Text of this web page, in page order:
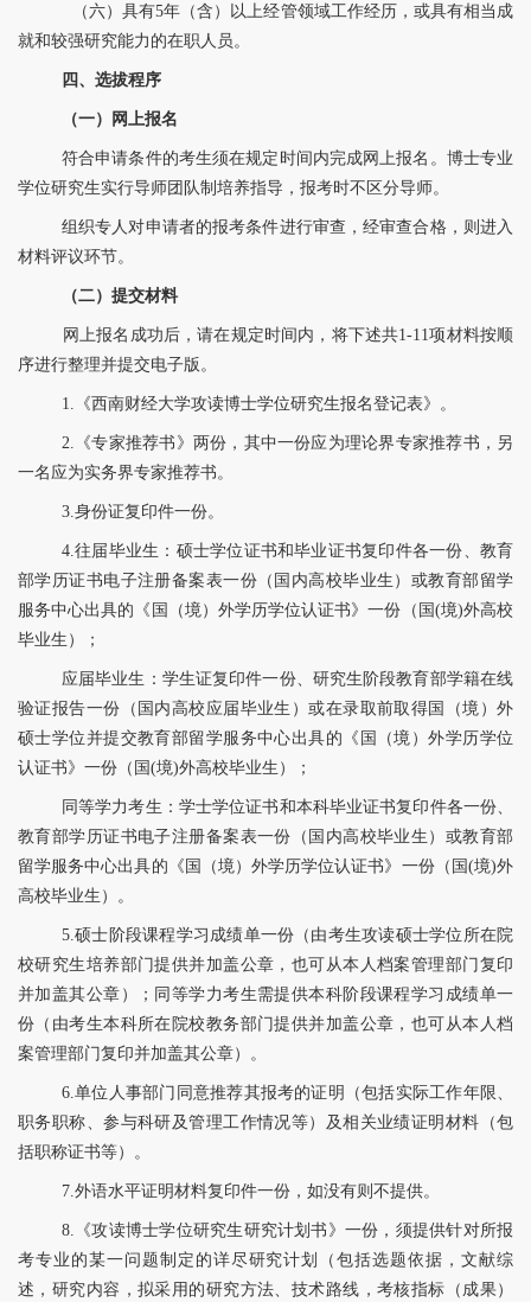
（六）具有5年（含）以上经管领域工作经历，或具有相当成
就和较强研究能力的在职人员。
四、选拔程序
（一）网上报名
符合申请条件的考生须在规定时间内完成网上报名。博士专业
学位研究生实行导师团队制培养指导，报考时不区分导师。
组织专人对申请者的报考条件进行审查 ，经审查合格，则进入
材料评议环节。
（二） 提交材料
网上报名成功后，请在规定时间内，将下述共1-11项材料按顺
序进行整理并提交电子版。
1.《西南财经大学攻读博士学位研究生报名登记表》。
2.《专家推荐书》两份，其中一份应为理论界专家推荐书，另
一名应为实务界专家推荐书。
3.身份证复印件一份。
4.往届毕业生：硕士学位证书和毕业证书复印件各一份、教育
部学历证书电子注册备案表一份（国内高校毕业生）或教育部留学
服务中心出具的《国（境）外学历学位认证书》一份（国(境)外高校
毕业生）
；
应届毕业生：学生证复印件一份、研究生阶段教育部学籍在线
验证报告一份 （国内高校应届毕业生）或在录取前取得国（境）外
硕士学位并提交教育部留学服务中心出具的《国（境）外学历学位
认证书》一份（国(境)外高校毕业生） ；
同等学力考生：学士学位证书和本科毕业证书复印件各一份、
教育部学历证书电子注册备案表一份（国内高校毕业生）或教育部
留学服务中心出具的《国（境）外学历学位认证书》一份（国(境)外
高校毕业生）
。
5. 硕士阶段课程学习成绩单一份（由考生攻读硕士学位所在院
校研究生培养部门提供并加盖公章，也可从本人档案管理部门复印
并加盖其公章）；同等学力考生需提供本科阶段课程学习成绩单一
份（由考生本科所在院校教务部门提供并加盖公章，也可从本人档
案管理部门复印并加盖其公章）。
6.单位人事部门同意推荐其报考的证明（包括实际工作年限、
职务职称、参与科研及管理工作情况等）及相关业绩证明材料（包
括职称证书等）。
7.外语水平证明材料复印件一份，如没有则不提供。
8.《攻读博士学位研究生研究计划书》一份，须提供针对所报
考专业的某一问题制定的详尽研究计划（包括选题依据，文献综
述，研究内容，拟采用的研究方法、技术路线，考核指标（成果）